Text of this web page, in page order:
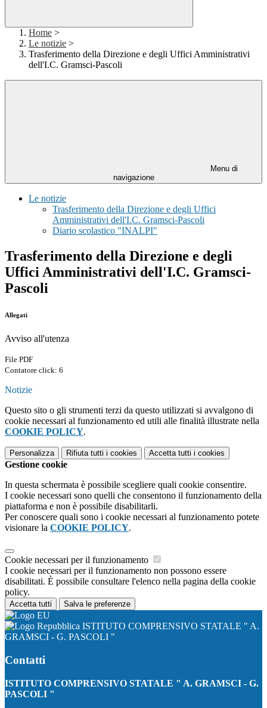
Home >
Le notizie >
Trasferimento della Direzione e degli Uffici Amministrativi
dell'I.C. Gramsci-Pascoli
Menu di
navigazione
Le notizie
Trasferimento della Direzione e degli Uffici
Amministrativi dell'I.C. Gramsci-Pascoli
Diario scolastico "INALPI"
Trasferimento della Direzione e degli
Uffici Amministrativi dell'I.C. Gramsci-
Pascoli
Allegati
Avviso all'utenza
File PDF
Contatore click: 6
Notizie
Questo sito o gli strumenti terzi da questo utilizzati si avvalgono di
cookie necessari al funzionamento ed utili alle finalità illustrate nella
COOKIE POLICY.
Personalizza Rifiuta tutti i cookies Accetta tutti i cookies
Gestione cookie
In questa schermata è possibile scegliere quali cookie consentire.
I cookie necessari sono quelli che consentono il funzionamento della
piattaforma e non è possibile disabilitarli.
Per conoscere quali sono i cookie necessari al funzionamento potete
visionare la COOKIE POLICY.
Cookie necessari per il funzionamento
I cookie necessari per il funzionamento non possono essere
disabilitati. È possibile consultare l'elenco nella pagina della cookie
policy.
Accetta tutti Salva le preferenze
ISTITUTO COMPRENSIVO STATALE " A.
GRAMSCI - G. PASCOLI "
Contatti
ISTITUTO COMPRENSIVO STATALE " A. GRAMSCI - G.
PASCOLI "